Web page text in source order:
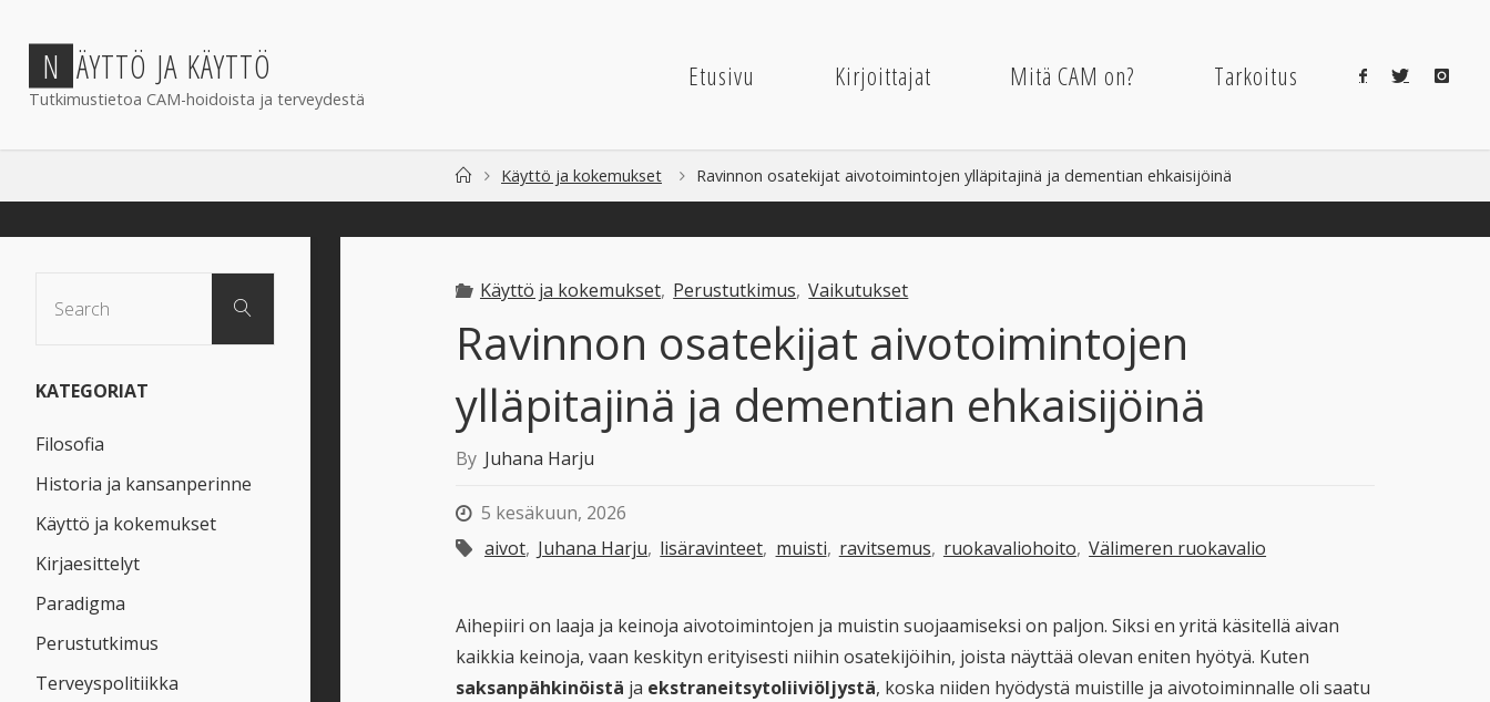
content
N ÄYTTÖ JA KÄYTTÖ
Tutkimustietoa CAM-hoidoista ja terveydestä
Etusivu Kirjoittajat Mitä CAM on? Tarkoitus
HomeKäyttö ja kokemukset Ravinnon osatekijat aivotoimintojen ylläpitajinä ja dementian ehkaisijöinä
Käyttö ja kokemukset, Perustutkimus, Vaikutukset
Ravinnon osatekijat aivotoimintojen
ylläpitajinä ja dementian ehkaisijöinä
By Juhana Harju
5 kesäkuun, 2026
aivot, Juhana Harju, lisäravinteet, muisti, ravitsemus, ruokavaliohoito, Välimeren ruokavalio
Aihepiiri on laaja ja keinoja aivotoimintojen ja muistin suojaamiseksi on paljon. Siksi en yritä käsitellä aivan
kaikkia keinoja, vaan keskityn erityisesti niihin osatekijöihin, joista näyttää olevan eniten hyötyä. Kuten
saksanpähkinöistä ja ekstraneitsytoliiviöljystä, koska niiden hyödystä muistille ja aivotoiminnalle oli saatu
Search
KATEGORIAT
Filosofia
Historia ja kansanperinne
Käyttö ja kokemukset
Kirjaesittelyt
Paradigma
Perustutkimus
Terveyspolitiikka